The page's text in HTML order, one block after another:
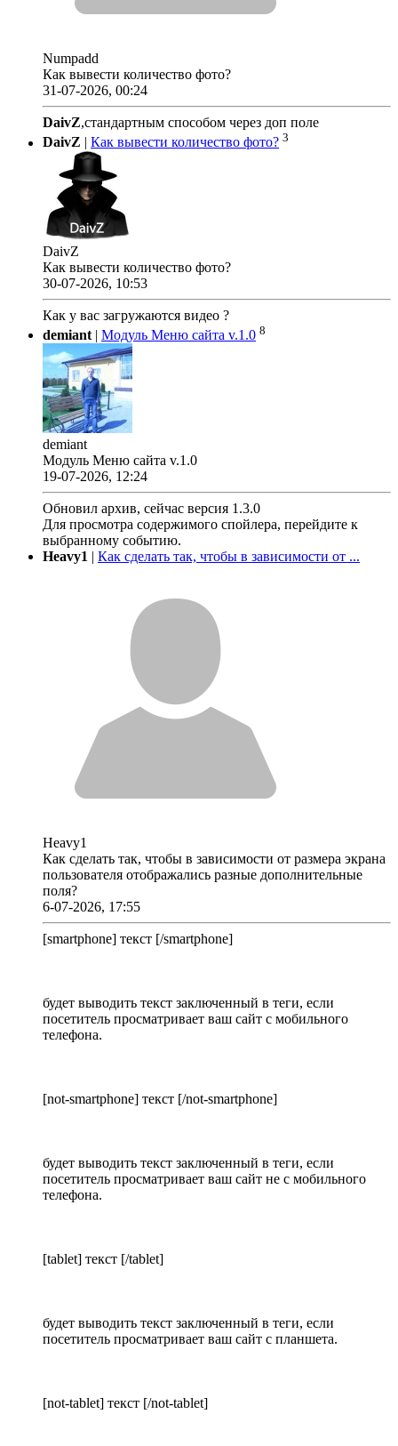
Numpadd
Как вывести количество фото?
31-07-2026, 00:24
DaivZ,стандартным способом через доп поле
DaivZ
Как вывести количество фото? 3
DaivZ
Как вывести количество фото?
30-07-2026, 10:53
Как у вас загружаются видео ?
demiant | Модуль Меню сайта v.1.0 8
demiant
Модуль Меню сайта v.1.0
19-07-2026, 12:24
Обновил архив, сейчас версия 1.3.0
Для просмотра содержимого спойлера, перейдите к
выбранному событию.
Heavy1 | Как сделать так, чтобы в зависимости от ...
Heavy1
Как сделать так, чтобы в зависимости от размера экрана
пользователя отображались разные дополнительные
поля?
6-07-2026, 17:55
[smartphone] текст [/smartphone]
будет выводить текст заключенный в теги, если
посетитель просматривает ваш сайт с мобильного
телефона.
[not-smartphone] текст [/not-smartphone]
будет выводить текст заключенный в теги, если
посетитель просматривает ваш сайт не с мобильного
телефона.
[tablet] текст [/tablet]
будет выводить текст заключенный в теги, если
посетитель просматривает ваш сайт с планшета.
[not-tablet] текст [/not-tablet]